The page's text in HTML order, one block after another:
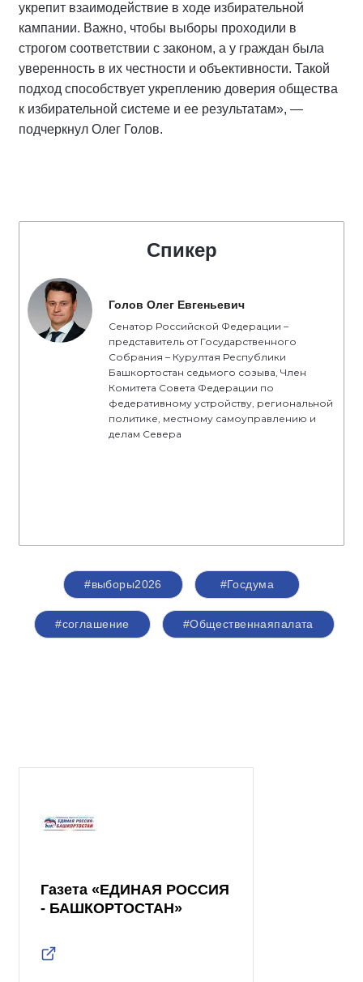
укрепит взаимодействие в ходе избирательной
кампании. Важно, чтобы выборы проходили в
строгом соответствии с законом, а у граждан была
уверенность в их честности и объективности. Такой
подход способствует укреплению доверия общества
к избирательной системе и ее результатам», —
подчеркнул Олег Голов.
Спикер
Голов Олег Евгеньевич
Сенатор Российской Федерации –
представитель от Государственного
Собрания – Курултая Республики
Башкортостан седьмого созыва, Член
Комитета Совета Федерации по
федеративному устройству, региональной
политике, местному самоуправлению и
делам Севера
#выборы2026 #Госдума
#соглашение #Общественнаяпалата
Газета «ЕДИНАЯ РОССИЯ
- БАШКОРТОСТАН»